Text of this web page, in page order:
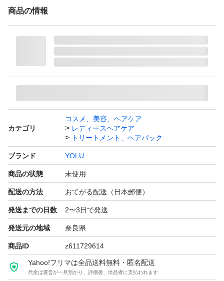
商品の情報
カテゴリ
コスメ、美容、ヘアケア
レディースヘアケア
トリートメント、ヘアパック
ブランド YOLU
商品の状態 未使用
配送の方法 おてがる配送（日本郵便）
発送までの日数 2〜3日で発送
発送元の地域 奈良県
商品ID z611729614
Yahoo!フリマは全品送料無料・匿名配送
代金は運営が一旦預かり、評価後、出品者に支払われます